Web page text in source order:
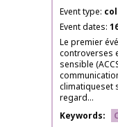
Event type
Event dates
Le premier
controverses
sensible
climatiqueset
regard...
Keywords